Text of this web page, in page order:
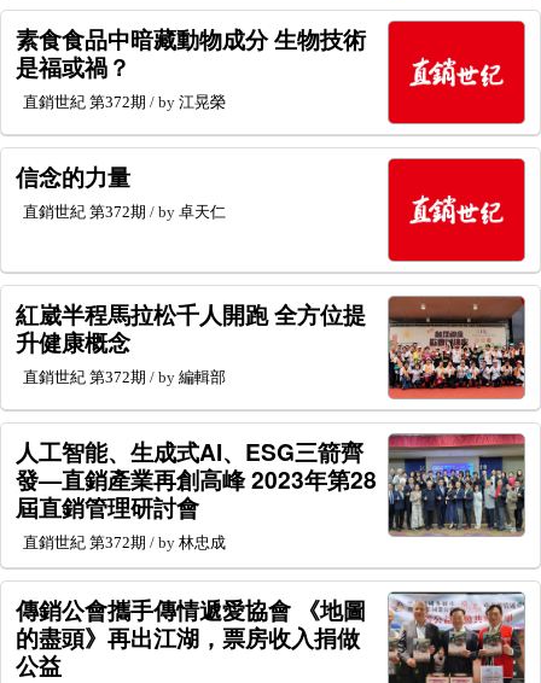
素食食品中暗藏動物成分 生物技術
是福或禍？
直銷世紀 第372期 / by 江晃榮
信念的力量
直銷世紀 第372期 / by 卓天仁
紅崴半程馬拉松千人開跑 全方位提
升健康概念
直銷世紀 第372期 / by 編輯部
人工智能、生成式AI、ESG三箭齊
發—直銷產業再創高峰 2023年第28
屆直銷管理研討會
直銷世紀 第372期 / by 林忠成
傳銷公會攜手傳情遞愛協會 《地圖
的盡頭》再出江湖，票房收入捐做
公益